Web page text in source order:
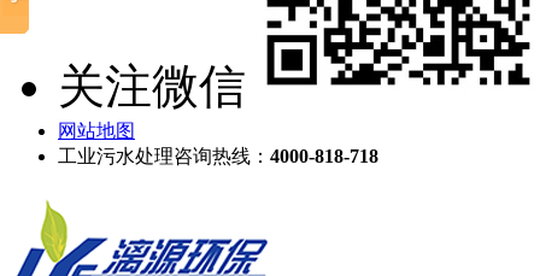
关注微信
网站地图
工业污水处理咨询热线： 4000-818-718